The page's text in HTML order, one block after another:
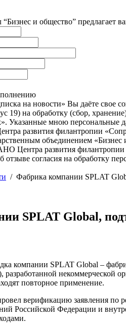
и общество” предлагает
на новости» Вы даёте свое
19) на обработку (сбор,
Указанные мною персональные
развития филантропии
объединением
Центра развития филантропии
отзыве согласия на обработку
/ Фабрика компании SPLAT
SPLAT Global,
компании SPLAT Global –
разработанной некоммерческой
повторное применение.
верификацию заявления по
Российской Федерации и